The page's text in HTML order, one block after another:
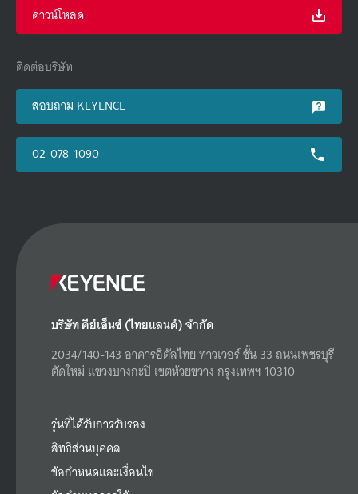
ดาวน์โหลด
ติดต่อบริษัท
สอบถาม KEYENCE
02-078-1090
บริษัท คีย์เอ็นซ์ (ไทยแลนด์) จำกัด
2034/140-143 อาคารอิตัลไทย ทาวเวอร์ ชั้น 33 ถนนเพชรบุรี
ตัดใหม่ แขวงบางกะปิ เขตห้วยขวาง กรุงเทพฯ 10310
รุ่นที่ได้รับการรับรอง
สิทธิส่วนบุคคล
ข้อกำหนดและเงื่อนไข